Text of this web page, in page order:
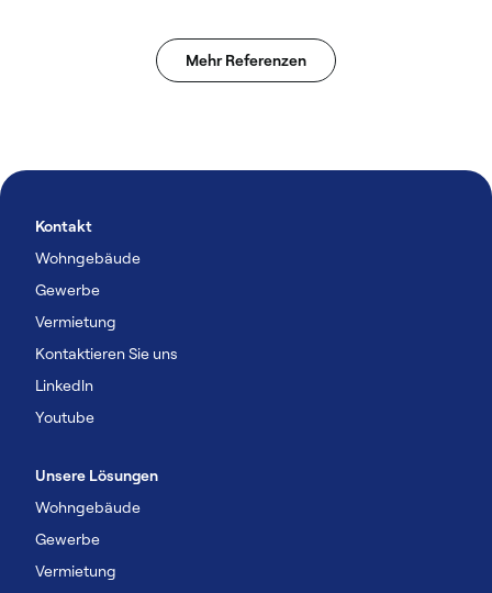
Mehr Referenzen
Kontakt
Wohngebäude
Gewerbe
Vermietung
Kontaktieren Sie uns
Linkedln
Youtube
Unsere Lösungen
Wohngebäude
Gewerbe
Vermietung